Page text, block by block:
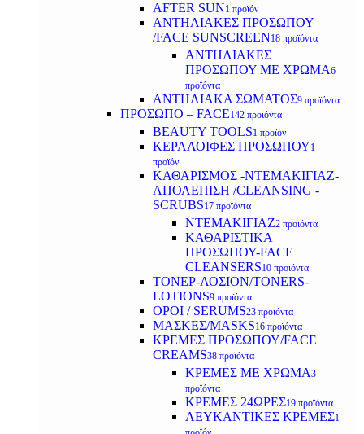
AFTER SUN1 προϊόν
ΑΝΤΗΛΙΑΚΕΣ ΠΡΟΣΩΠΟΥ
/FACE SUNSCREEN18 προϊόντα
ΑΝΤΗΛΙΑΚΕΣ
ΠΡΟΣΩΠΟΥ ΜΕ ΧΡΩΜΑ6
προϊόντα
ΑΝΤΗΛΙΑΚΑ ΣΩΜΑΤΟΣ9 προϊόντα
ΠΡΟΣΩΠΟ – FACE142 προϊόντα
BEAUTY TOOLS1 προϊόν
ΚΕΡΑΛΟΙΦΕΣ ΠΡΟΣΩΠΟΥ1
προϊόν
ΚΑΘΑΡΙΣΜΟΣ -ΝΤΕΜΑΚΙΓΙΑΖ-
ΑΠΟΛΕΠΙΣΗ /CLEANSING -
SCRUBS17 προϊόντα
ΝΤΕΜΑΚΙΓΙΑΖ2 προϊόντα
ΚΑΘΑΡΙΣΤΙΚΑ
ΠΡΟΣΩΠΟΥ-FACE
CLEANSERS10 προϊόντα
ΤΟΝΕΡ-ΛΟΣΙΟΝ/TONERS-
LOTIONS9 προϊόντα
ΟΡΟΙ / SERUMS23 προϊόντα
ΜΑΣΚΕΣ/MASKS16 προϊόντα
ΚΡΕΜΕΣ ΠΡΟΣΩΠΟΥ/FACE
CREAMS38 προϊόντα
ΚΡΕΜΕΣ ΜΕ ΧΡΩΜΑ3
προϊόντα
ΚΡΕΜΕΣ 24ΩΡΕΣ19 προϊόντα
ΛΕΥΚΑΝΤΙΚΕΣ ΚΡΕΜΕΣ1